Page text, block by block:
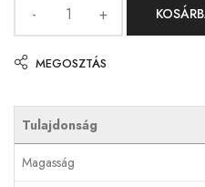
MEGOSZTÁS
Tulajdonság
Magasság